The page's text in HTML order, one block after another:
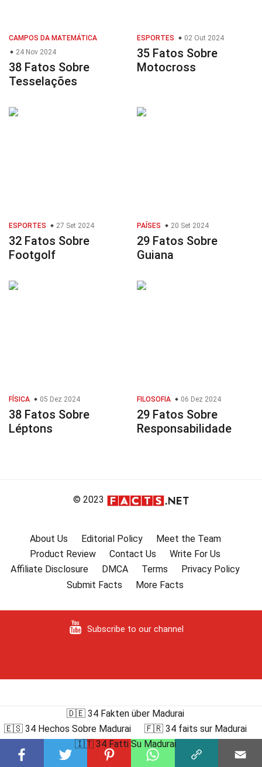
CAMPOS DA MATEMÁTICA
24 Nov 2024
38 Fatos Sobre
Tesselações
ESPORTES 02 Out 2024
35 Fatos Sobre
Motocross
ESPORTES 27 Set 2024
32 Fatos Sobre
Footgolf
PAÍSES 20 Set 2024
29 Fatos Sobre
Guiana
FÍSICA 05 Dez 2024
38 Fatos Sobre
Léptons
FILOSOFIA 06 Dez 2024
29 Fatos Sobre
Responsabilidade
© 2023
About Us Editorial Policy
Meet the Team
Product Review
Contact Us
Write For Us
Affiliate Disclosure
DMCA Terms
Privacy Policy
Submit Facts
More Facts
Subscribe to our channel
🇩🇪 34 Fakten über Madurai
🇪🇸 34 Hechos Sobre Madurai
🇫🇷 34 faits sur Madurai
🇮🇹 34 Fatti Su Madurai